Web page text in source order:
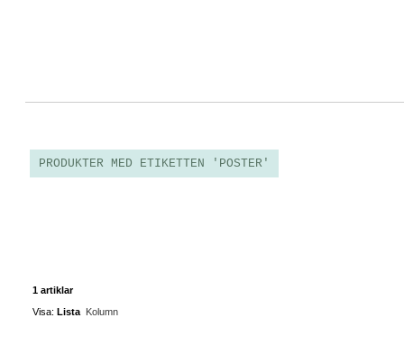
PRODUKTER MED ETIKETTEN 'POSTER'
1 artiklar
Visa: Lista Kolumn